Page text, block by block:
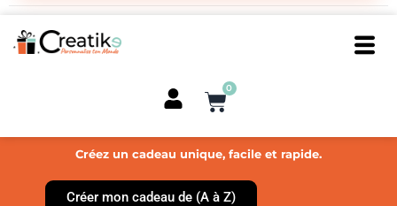
0
Panier
Créez un cadeau unique, facile et rapide.
Créer mon cadeau de (A à Z)